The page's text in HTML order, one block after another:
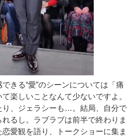
きる“愛”のシーンについては「痛
楽しいことなんて少ないですよ。
り、ジェラシーも…。結局、自分で
るし。ラブラブは前半で終わりま
愛観を語り、トークショーに集ま